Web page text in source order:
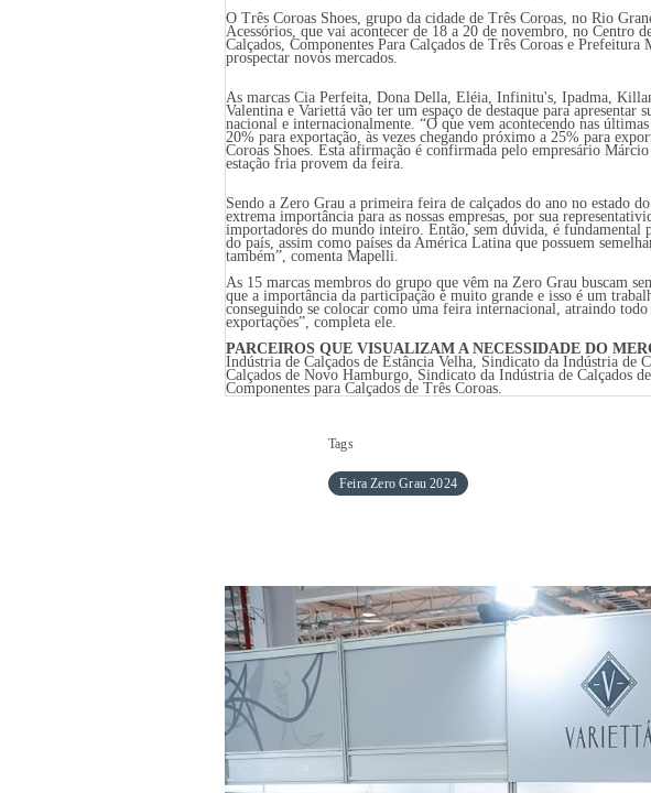
O Três Coroas Shoes, grupo da cidade de Três Coroas, no Rio
Acessórios, que vai acontecer de 18 a 20 de novembro, no Centro
Calçados, Componentes Para Calçados de Três Coroas e
prospectar novos mercados.
As marcas Cia Perfeita, Dona Della, Eléia, Infinitu's, Ipadma,
Valentina e Variettá vão ter um espaço de destaque para
nacional e internacionalmente. “O que vem acontecendo nas
20% para exportação, às vezes chegando próximo a 25% para
Coroas Shoes. Esta afirmação é confirmada pelo empresário
estação fria provem da feira.
Sendo a Zero Grau a primeira feira de calçados do ano no estado
extrema importância para as nossas empresas, por sua
importadores do mundo inteiro. Então, sem dúvida, é fundamental
do país, assim como países da América Latina que possuem
também”, comenta Mapelli.
As 15 marcas membros do grupo que vêm na Zero Grau buscam
que a importância da participação é muito grande e isso é um
conseguindo se colocar como uma feira internacional, atraindo
exportações”, completa ele.
PARCEIROS QUE VISUALIZAM A NECESSIDADE DO
Indústria de Calçados de Estância Velha, Sindicato da Indústria
Calçados de Novo Hamburgo, Sindicato da Indústria de Calçados
Componentes para Calçados de Três Coroas.
Tags
Feira Zero Grau 2024